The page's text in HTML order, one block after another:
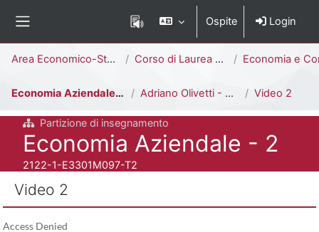
Ospite Login
Area Economico-Statistica Corso di Laurea Triennale Economia e Commercio
Economia Aziendale - 2 Adriano Olivetti - Un innovatore ancora oggi nel 2021 Video 2
Partizione di insegnamento
Titolo del corso
Economia Aziendale - 2
Codice identificativo del corso
2122-1-E3301M097-T2
Video 2
Aggregazione dei criteri